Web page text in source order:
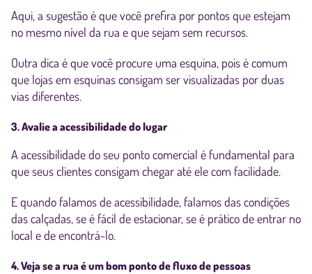
Aqui, a sugestão é que você prefira por pontos que estejam
no mesmo nível da rua e que sejam sem recursos.
Outra dica é que você procure uma esquina, pois é comum
que lojas em esquinas consigam ser visualizadas por duas
vias diferentes.
3. Avalie a acessibilidade do lugar
A acessibilidade do seu ponto comercial é fundamental para
que seus clientes consigam chegar até ele com facilidade.
E quando falamos de acessibilidade, falamos das condições
das calçadas, se é fácil de estacionar, se é prático de entrar no
local e de encontrá-lo.
4. Veja se a rua é um bom ponto de fluxo de pessoas